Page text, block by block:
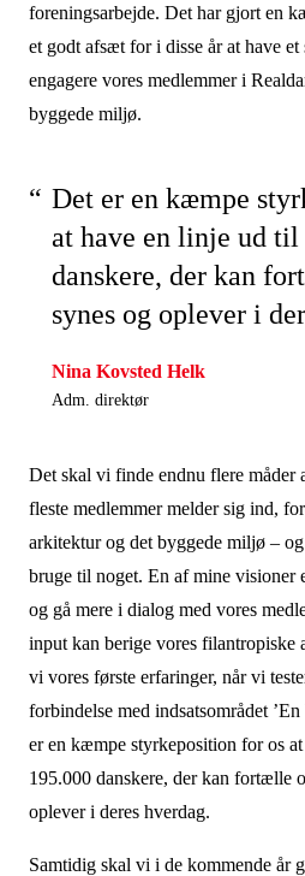
foreningsarbejde. Det har gjort en
et godt afsæt for i disse år at have
engagere vores medlemmer i
byggede miljø.
Det er en kæmpe
at have en linje ud til
danskere, der kan
synes og oplever i
Nina Kovsted Helk
Adm. direktør
Det skal vi finde endnu flere måder
fleste medlemmer melder sig ind,
arkitektur og det byggede miljø –
bruge til noget. En af mine visioner
og gå mere i dialog med vores
input kan berige vores filantropiske
vi vores første erfaringer, når vi
forbindelse med indsatsområdet
er en kæmpe styrkeposition for os
195.000 danskere, der kan fortælle
oplever i deres hverdag.
Samtidig skal vi i de kommende år